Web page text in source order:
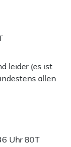
leider (es ist
allen
Uhr80T